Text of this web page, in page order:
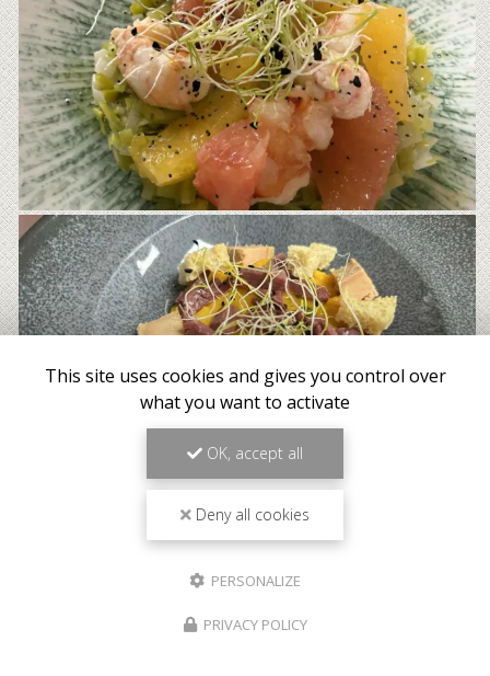
This site uses cookies and gives you control over
what you want to activate
OK, accept all
Deny all cookies
PERSONALIZE
PRIVACY POLICY